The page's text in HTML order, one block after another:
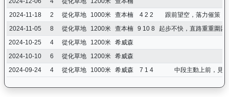
2024-11-18
2 從化草地 1000米 查本楠 4 2 2
跟前望空，落力催策，
2024-11-05
8 從化草地 1200米 查本楠 9 10 8
起步不快，直路重重圍困
2024-10-25
4 從化草地 1200米 希威森
2024-10-10
6 從化草地 1200米 希威森
2024-09-24
4 從化草地 1000米 希威森 7 1 4 中段主動上前，見